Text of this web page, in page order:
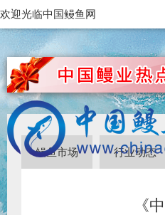
欢迎光临中国鳗鱼网
鳗鱼市场 行业动态
《